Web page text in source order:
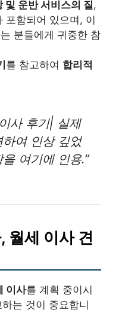
및 운반 서비스의 질,
포함되어 있으며, 이
분들에게 귀중한 참
를 참고하여 합리적
사 후기| 실제
여 인상 깊었
여기에 인용.”
월세 이사 견
이사를 계획 중이시
는 것이 중요합니